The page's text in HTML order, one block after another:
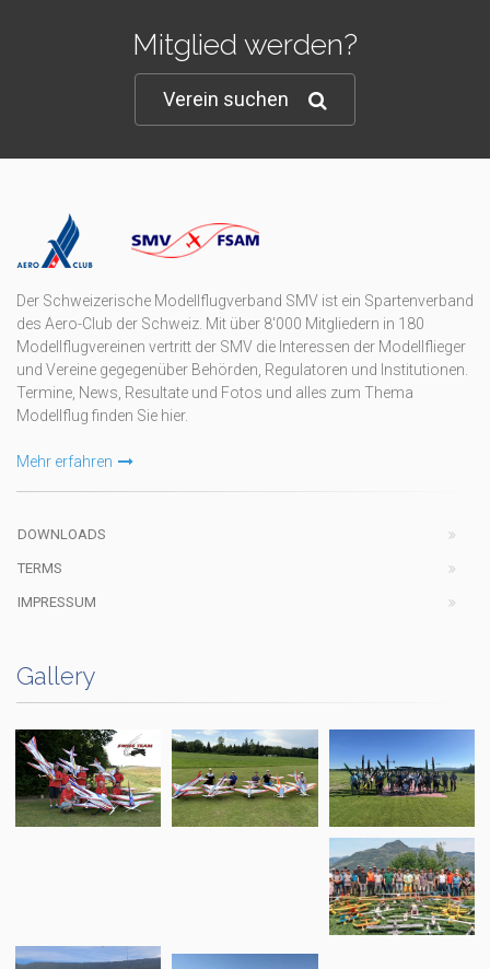
Mitglied werden?
Verein suchen
Der Schweizerische Modellflugverband SMV ist ein Spartenverband
des Aero-Club der Schweiz. Mit über 8'000 Mitgliedern in 180
Modellflugvereinen vertritt der SMV die Interessen der Modellflieger
und Vereine gegegenüber Behörden, Regulatoren und Institutionen.
Termine, News, Resultate und Fotos und alles zum Thema
Modellflug finden Sie hier.
Mehr erfahren
DOWNLOADS
TERMS
IMPRESSUM
Gallery